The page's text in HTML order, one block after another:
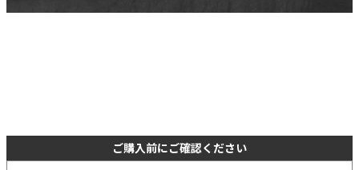
ご購入前にご確認ください